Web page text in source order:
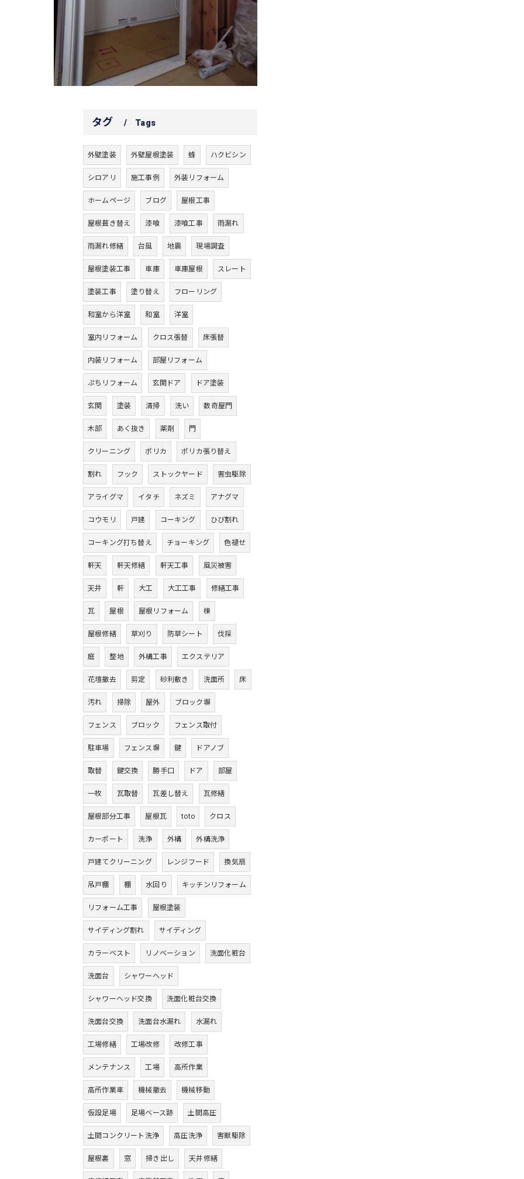
タグ Tags
外壁塗装 外壁屋根塗装 蜂 ハクビシン
シロアリ 施工事例 外装リフォーム
ホームページ ブログ 屋根工事
屋根葺き替え 漆喰 漆喰工事 雨漏れ
雨漏れ修繕 台風 地震 現場調査
屋根塗装工事 車庫 車庫屋根 スレート
塗装工事 塗り替え フローリング
和室から洋室 和室 洋室
室内リフォーム クロス張替 床張替
内装リフォーム 部屋リフォーム
ぷちリフォーム 玄関ドア ドア塗装
玄関 塗装 清掃 洗い 数奇屋門
木部 あく抜き 薬剤 門
クリーニング ポリカ ポリカ張り替え
割れ フック ストックヤード 害虫駆除
アライグマ イタチ ネズミ アナグマ
コウモリ 戸建 コーキング ひび割れ
コーキング打ち替え チョーキング 色褪せ
軒天 軒天修繕 軒天工事 風災被害
天井 軒 大工 大工工事 修繕工事
瓦 屋根 屋根リフォーム 棟
屋根修繕 草刈り 防草シート 伐採
庭 整地 外構工事 エクステリア
花壇撤去 剪定 砂利敷き 洗面所 床
汚れ 掃除 屋外 ブロック塀
フェンス ブロック フェンス取付
駐車場 フェンス塀 鍵 ドアノブ
取替 鍵交換 勝手口 ドア 部屋
一枚 瓦取替 瓦差し替え 瓦修繕
屋根部分工事 屋根瓦 toto クロス
カーポート 洗浄 外構 外構洗浄
戸建てクリーニング レンジフード 換気扇
吊戸棚 棚 水回り キッチンリフォーム
リフォーム工事 屋根塗装
サイディング割れ サイディング
カラーベスト リノベーション 洗面化粧台
洗面台 シャワーヘッド
シャワーヘッド交換 洗面化粧台交換
洗面台交換 洗面台水漏れ 水漏れ
工場修繕 工場改修 改修工事
メンテナンス 工場 高所作業
高所作業車 機械撤去 機械移動
仮設足場 足場ベース跡 土間高圧
土間コンクリート洗浄 高圧洗浄 害獣駆除
屋根裏 窓 掃き出し 天井修繕